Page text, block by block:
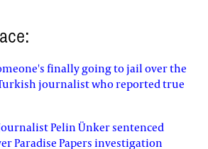
finally going to jail over the
Turkish journalist who reported true
Pelin Ünker sentenced
Paradise Papers investigation